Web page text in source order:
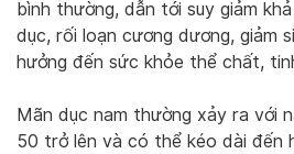
bình thường, dẫn tới suy giảm
dục, rối loạn cương dương, giảm
hưởng đến sức khỏe thể chất,
Mãn dục nam thường xảy ra với
50 trở lên và có thể kéo dài đến